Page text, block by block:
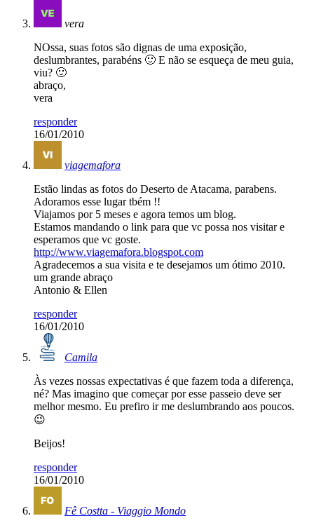
vera
NOssa, suas fotos são dignas de uma exposição,
deslumbrantes, parabéns 🙂 E não se esqueça de meu guia,
viu? 🙂
abraço,
vera
responder
16/01/2010
viagemafora
Estão lindas as fotos do Deserto de Atacama, parabens.
Adoramos esse lugar tbém !!
Viajamos por 5 meses e agora temos um blog.
Estamos mandando o link para que vc possa nos visitar e
esperamos que vc goste.
http://www.viagemafora.blogspot.com
Agradecemos a sua visita e te desejamos um ótimo 2010.
um grande abraço
Antonio & Ellen
responder
16/01/2010
Camila
Às vezes nossas expectativas é que fazem toda a diferença,
né? Mas imagino que começar por esse passeio deve ser
melhor mesmo. Eu prefiro ir me deslumbrando aos poucos.
😉
Beijos!
responder
16/01/2010
Fê Costta - Viaggio Mondo